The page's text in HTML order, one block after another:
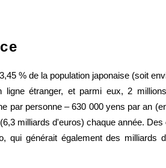
% de la population japonaise (soit
étranger, et parmi eux, 2
par personne – 630 000 yens par an
milliards d'euros) chaque année. Des
qui générait également des milliards